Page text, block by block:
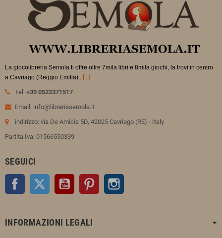
La giocolibreria Semola ti offre oltre 7mila libri e 8mila giochi, la trovi in centro
a Cavriago (Reggio Emilia). . [...]
Tel: +39 0522371517
Email: info@libreriasemola.it
indirizzo: via De Amicis 5D, 42025 Cavriago (RE) - Italy
Partita Iva: 01566550339
SEGUICI
Facebook Twitter YouTube Pinterest
INFORMAZIONI LEGALI